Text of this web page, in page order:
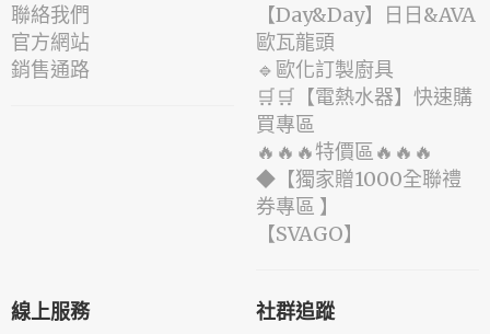
聯絡我們
官方網站
銷售通路
️【Day&Day】️日日&AVA
歐瓦龍頭
🔹歐化訂製廚具
🛒🛒【電熱水器】快速購
買專區
🔥🔥🔥特價區🔥🔥🔥
◆【獨家贈1000全聯禮
券專區 】
️【SVAGO】️
線上服務 社群追蹤